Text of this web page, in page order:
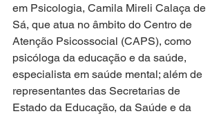
em Psicologia, Camila Mireli Calaça de
Sá, que atua no âmbito do Centro de
Atenção Psicossocial (CAPS), como
psicóloga da educação e da saúde,
especialista em saúde mental; além de
representantes das Secretarias de
Estado da Educação, da Saúde e da